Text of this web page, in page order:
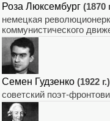
Роза Люксембург (1870
немецкая
коммунистического
Семен Гудзенко (1922 г.)
советский поэт-